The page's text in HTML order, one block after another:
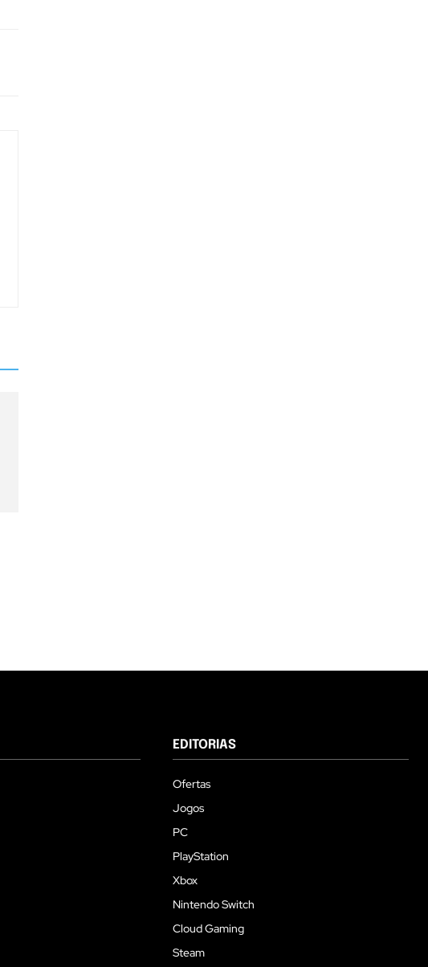
EDITORIAS
Ofertas
Jogos
PC
PlayStation
Xbox
Nintendo Switch
Cloud Gaming
Steam